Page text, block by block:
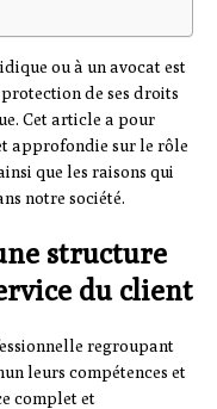
ou à un avocat est
de ses droits
Cet article a pour
approfondie sur le rôle
que les raisons qui
notre société.
structure
du client
regroupant
leurs compétences et
complet et